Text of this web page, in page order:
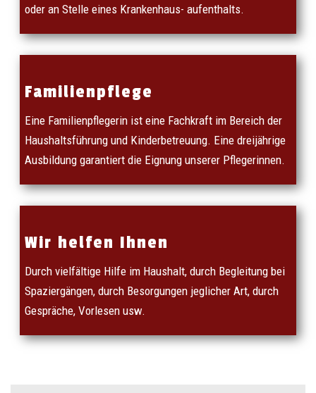
oder an Stelle eines Krankenhaus- aufenthalts.
Familienpflege
Eine Familienpflegerin ist eine Fachkraft im Bereich der
Haushaltsführung und Kinderbetreuung. Eine dreijährige
Ausbildung garantiert die Eignung unserer Pflegerinnen.
Wir helfen Ihnen
Durch vielfältige Hilfe im Haushalt, durch Begleitung bei
Spaziergängen, durch Besorgungen jeglicher Art, durch
Gespräche, Vorlesen usw.